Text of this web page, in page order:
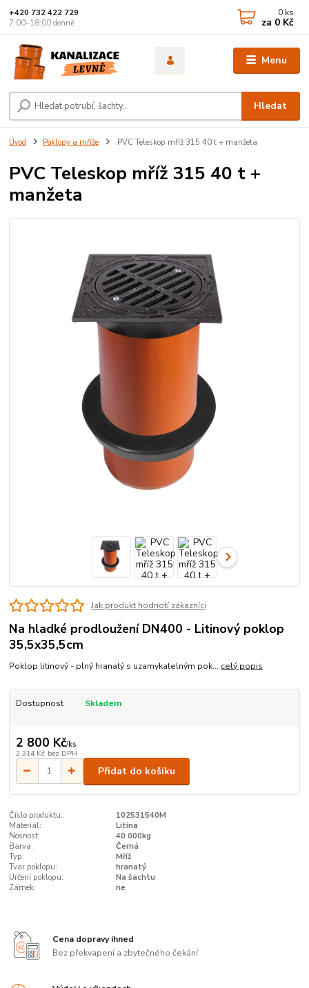
Menu
Hledat
+420 732 422 729
7:00–18:00 denně
0 ks
za 0 Kč
Úvod Poklopy a mříže PVC Teleskop mříž 315 40 t + manžeta
PVC Teleskop mříž 315 40 t +
manžeta
Jak produkt hodnotí zákazníci
Na hladké prodloužení DN400 - Litinový poklop
35,5x35,5cm
Poklop litinový - plný hranatý s uzamykatelným pok... celý popis
Dostupnost Skladem
2 800 Kč/ks
2 314 Kč bez DPH
Přidat do košíku
Číslo produktu:
102531540M
Materiál:
Litina
Nosnost:
40 000kg
Barva:
Černá
Typ:
Mříž
Tvar poklopu:
hranatý
Určení poklopu:
Na šachtu
Zámek:
ne
Cena dopravy ihned
Bez překvapení a zbytečného čekání